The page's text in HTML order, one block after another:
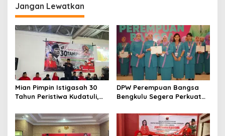
Jangan Lewatkan
Mian Pimpin Istigasah 30
Tahun Peristiwa Kudatuli,
Perkuat Semangat
Kebersamaan
DPW Perempuan Bangsa
Bengkulu Segera Perkuat